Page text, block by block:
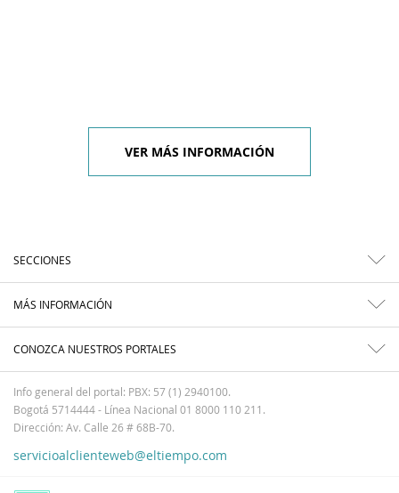
VER MÁS INFORMACIÓN
SECCIONES
MÁS INFORMACIÓN
CONOZCA NUESTROS PORTALES
Info general del portal: PBX: 57 (1) 2940100.
Bogotá 5714444 - Línea Nacional 01 8000 110 211.
Dirección: Av. Calle 26 # 68B-70.
servicioalclienteweb@eltiempo.com